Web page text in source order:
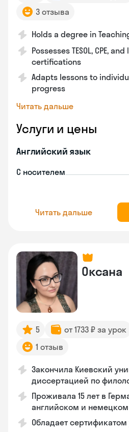
3 отзыва
Holds a degree in
Possesses TESOL, CPE, and
certifications
Adapts lessons to
progress
Читать дальше
Услуги и цены
Английский язык
С носителем
Читать дальше
Оксана
5 от 1733 ₽ за урок
1 отзыв
Закончила Киевский
диссертацией по
Проживала 15 лет в
английском и немецком
Обладает сертификатом